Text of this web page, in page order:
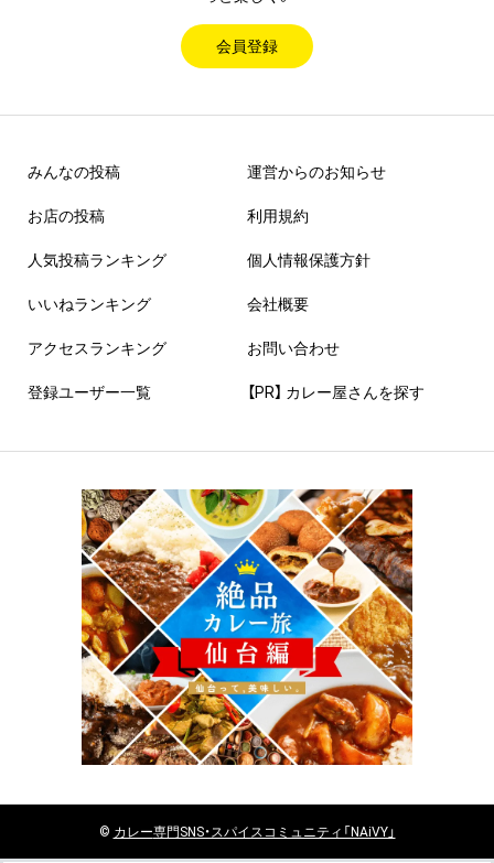
会員登録
みんなの投稿
お店の投稿
人気投稿ランキング
いいねランキング
アクセスランキング
登録ユーザー一覧
運営からのお知らせ
利用規約
個人情報保護方針
会社概要
お問い合わせ
【PR】 カレー屋さんを探す
© カレー専門SNS・スパイスコミュニティ「NAiVY」